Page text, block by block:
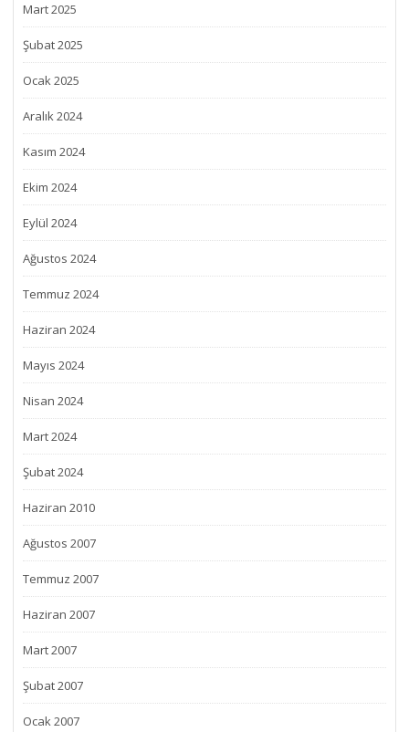
Mart 2025
Şubat 2025
Ocak 2025
Aralık 2024
Kasım 2024
Ekim 2024
Eylül 2024
Ağustos 2024
Temmuz 2024
Haziran 2024
Mayıs 2024
Nisan 2024
Mart 2024
Şubat 2024
Haziran 2010
Ağustos 2007
Temmuz 2007
Haziran 2007
Mart 2007
Şubat 2007
Ocak 2007